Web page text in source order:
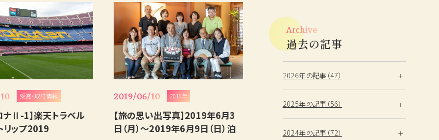
受賞・取材情報
ナⅡ-1】楽天トラベル
リップ2019
2019/06/10 2019年
【旅の思い出写真】2019年6月3
日（月）～2019年6月9日（日）泊
Archive
過去の記事
2026年の記事（47）
2025年の記事（56）
2024年の記事（72）